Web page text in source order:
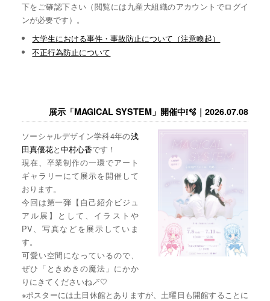
下をご確認下さい（閲覧には九産大組織のアカウントでログイ
ンが必要です）。
大学生における事件・事故防止について（注意喚起）
不正行為防止について
展示「MAGICAL SYSTEM」開催中❕🫧｜2026.07.08
ソーシャルデザイン学科4年の浅
田真優花と中村心香です！
現在、卒業制作の一環でアート
ギャラリーにて展示を開催して
おります。
今回は第一弾【自己紹介ビジュ
アル展】として、イラストや
PV、写真などを展示していま
す。
可愛い空間になっているので、
ぜひ「ときめきの魔法」にかか
りにきてくださいね🪄🤍
※ポスターには土日休館とありますが、土曜日も開館することに